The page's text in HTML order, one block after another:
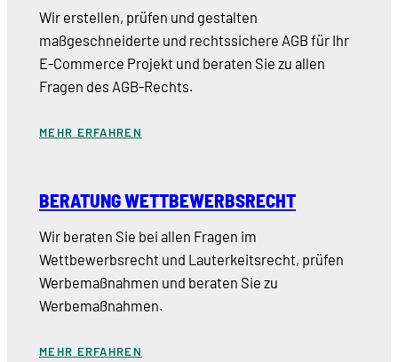
Wir erstellen, prüfen und gestalten
maßgeschneiderte und rechtssichere AGB für Ihr
E-Commerce Projekt und beraten Sie zu allen
Fragen des AGB-Rechts.
MEHR ERFAHREN
BERATUNG WETTBEWERBSRECHT
Wir beraten Sie bei allen Fragen im
Wettbewerbsrecht und Lauterkeitsrecht, prüfen
Werbemaßnahmen und beraten Sie zu
Werbemaßnahmen.
MEHR ERFAHREN